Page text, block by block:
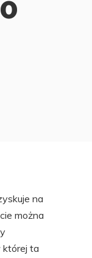
na
można
ta